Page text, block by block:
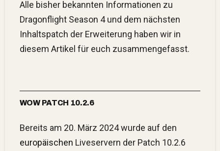
Alle bisher bekannten Informationen zu
Dragonflight Season 4 und dem nächsten
Inhaltspatch der Erweiterung haben wir in
diesem Artikel für euch zusammengefasst.
WOW PATCH 10.2.6
Bereits am 20. März 2024 wurde auf den
europäischen Liveservern der Patch 10.2.6